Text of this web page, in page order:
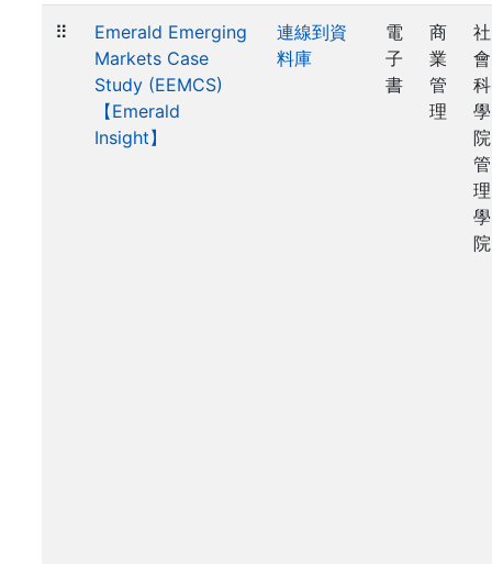
⠿
Emerald Emerging
Markets Case
Study (EEMCS)
【Emerald
Insight】
連線到資
料庫
電
子
書
商
業
管
理
社
會
科
學
院
管
理
學
院